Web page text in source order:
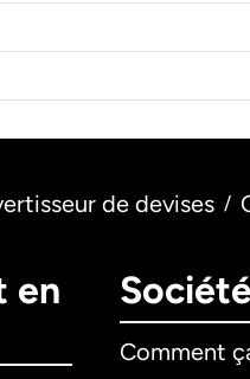
de devises /
en
Société
Comment